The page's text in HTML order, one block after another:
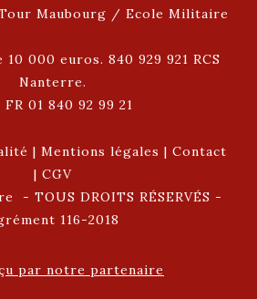
Maubourg / Ecole Militaire
10 000 euros. 840 929 921 RCS
Nanterre.
FR 01 840 92 99 21
| Mentions légales | Contact
| CGV
- TOUS DROITS RÉSERVÉS -
116-2018
par notre partenaire